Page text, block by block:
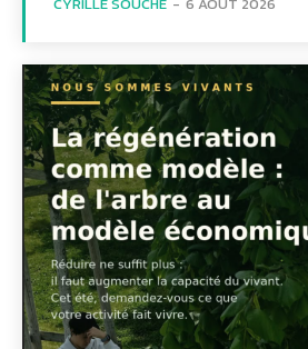
CYRILLE SOUCHE - 6 AOÛT 2026